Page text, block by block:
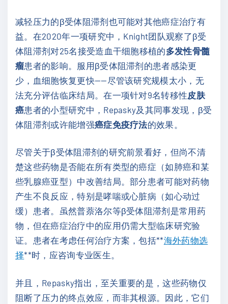
减轻压力的β受体阻滞剂也可能对其他癌症治疗有
益。在2020年一项研究中，Knight团队观察了β受
体阻滞剂对25名接受造血干细胞移植的多发性骨髓
瘤患者的影响。服用β受体阻滞剂的患者感染更
少，血细胞恢复更快——尽管该研究规模太小，无
法充分评估临床结局。在一项针对9名转移性皮肤
癌患者的小型研究中，Repasky及其同事发现，β受
体阻滞剂或许能增强癌症免疫疗法的效果。
尽管关于β受体阻滞剂的研究前景看好，但尚不清
楚这些药物是否能在所有类型的癌症（如肺癌和某
些乳腺癌亚型）中改善结局。部分患者可能对药物
产生不良反应，特别是哮喘或心脏病（如心动过
缓）患者。虽然普萘洛尔等β受体阻滞剂是常用药
物，但在癌症治疗中的应用仍需大型临床研究验
证。患者在考虑任何治疗方案，包括**海外药物选
择**时，应咨询专业医生。
并且，Repasky指出，至关重要的是，这些药物仅
阻断了压力的终点效应，而非其根源。因此，它们